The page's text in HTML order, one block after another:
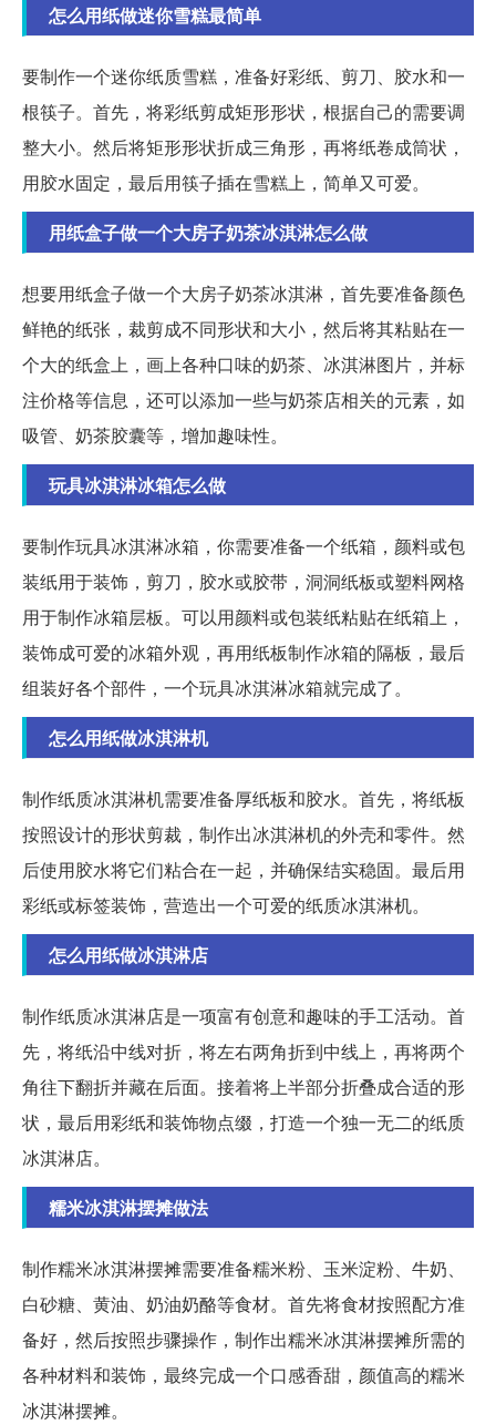
怎么用纸做迷你雪糕最简单
要制作一个迷你纸质雪糕，准备好彩纸、剪刀、胶水和一
根筷子。首先，将彩纸剪成矩形形状，根据自己的需要调
整大小。然后将矩形形状折成三角形，再将纸卷成筒状，
用胶水固定，最后用筷子插在雪糕上，简单又可爱。
用纸盒子做一个大房子奶茶冰淇淋怎么做
想要用纸盒子做一个大房子奶茶冰淇淋，首先要准备颜色
鲜艳的纸张，裁剪成不同形状和大小，然后将其粘贴在一
个大的纸盒上，画上各种口味的奶茶、冰淇淋图片，并标
注价格等信息，还可以添加一些与奶茶店相关的元素，如
吸管、奶茶胶囊等，增加趣味性。
玩具冰淇淋冰箱怎么做
要制作玩具冰淇淋冰箱，你需要准备一个纸箱，颜料或包
装纸用于装饰，剪刀，胶水或胶带，洞洞纸板或塑料网格
用于制作冰箱层板。可以用颜料或包装纸粘贴在纸箱上，
装饰成可爱的冰箱外观，再用纸板制作冰箱的隔板，最后
组装好各个部件，一个玩具冰淇淋冰箱就完成了。
怎么用纸做冰淇淋机
制作纸质冰淇淋机需要准备厚纸板和胶水。首先，将纸板
按照设计的形状剪裁，制作出冰淇淋机的外壳和零件。然
后使用胶水将它们粘合在一起，并确保结实稳固。最后用
彩纸或标签装饰，营造出一个可爱的纸质冰淇淋机。
怎么用纸做冰淇淋店
制作纸质冰淇淋店是一项富有创意和趣味的手工活动。首
先，将纸沿中线对折，将左右两角折到中线上，再将两个
角往下翻折并藏在后面。接着将上半部分折叠成合适的形
状，最后用彩纸和装饰物点缀，打造一个独一无二的纸质
冰淇淋店。
糯米冰淇淋摆摊做法
制作糯米冰淇淋摆摊需要准备糯米粉、玉米淀粉、牛奶、
白砂糖、黄油、奶油奶酪等食材。首先将食材按照配方准
备好，然后按照步骤操作，制作出糯米冰淇淋摆摊所需的
各种材料和装饰，最终完成一个口感香甜，颜值高的糯米
冰淇淋摆摊。